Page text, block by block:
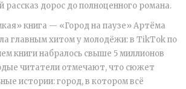
рассказ дорос до полноценного романа.
книга — «Город на паузе» Артёма
главным хитом у молодёжи: в TikTok по
книги набралось свыше 5 миллионов
читатели отмечают, что сюжет
истории: город, в котором всё